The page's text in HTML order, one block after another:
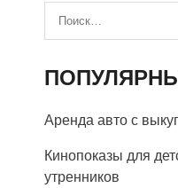
Аренда авто с
Кинопоказы для
утренников